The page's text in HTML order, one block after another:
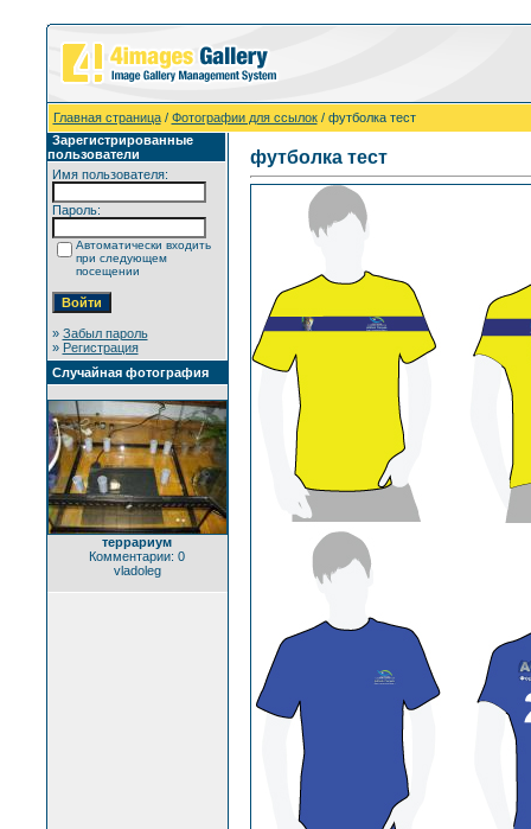
Главная страница/ Фотографии для ссылок/ футболка тест
Зарегистрированные
пользователи
Имя пользователя:
Пароль:
Автоматически входить
при следующем
посещении
» Забыл пароль
» Регистрация
Случайная фотография
террариум
Комментарии: 0
vladoleg
футболка тест